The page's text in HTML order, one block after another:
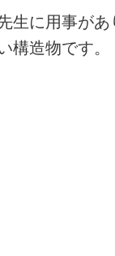
生に用事が
造物です。